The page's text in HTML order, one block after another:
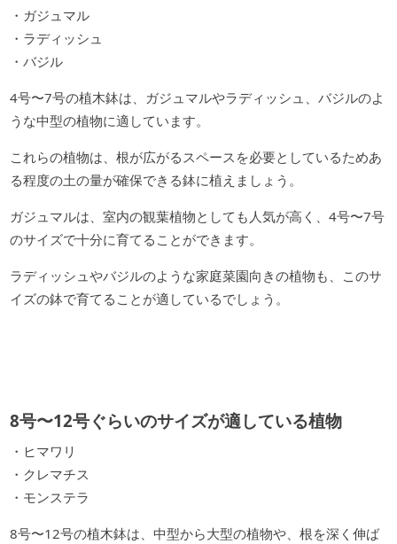
・ガジュマル
・ラディッシュ
・バジル
4号〜7号の植木鉢は、ガジュマルやラディッシュ、バジルのよ
うな中型の植物に適しています。
これらの植物は、根が広がるスペースを必要としているためあ
る程度の土の量が確保できる鉢に植えましょう。
ガジュマルは、室内の観葉植物としても人気が高く、4号〜7号
のサイズで十分に育てることができます。
ラディッシュやバジルのような家庭菜園向きの植物も、このサ
イズの鉢で育てることが適しているでしょう。
8号〜12号ぐらいのサイズが適している植物
・ヒマワリ
・クレマチス
・モンステラ
8号〜12号の植木鉢は、中型から大型の植物や、根を深く伸ば